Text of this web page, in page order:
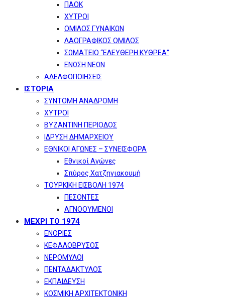
ΠΑΟΚ
ΧΥΤΡΟΙ
ΟΜΙΛΟΣ ΓΥΝΑΙΚΩΝ
ΛΑΟΓΡΑΦΙΚΟΣ ΟΜΙΛΟΣ
ΣΩΜΑΤΕΙΟ “ΕΛΕΥΘΕΡΗ ΚΥΘΡΕΑ”
ΕΝΩΣΗ ΝΕΩΝ
ΑΔΕΛΦΟΠΟΙΗΣΕΙΣ
ΙΣΤΟΡΙΑ
ΣΥΝΤΟΜΗ ΑΝΑΔΡΟΜΗ
ΧΥΤΡΟΙ
ΒΥΖΑΝΤΙΝΗ ΠΕΡΙΟΔΟΣ
ΙΔΡΥΣΗ ΔΗΜΑΡΧΕΙΟΥ
ΕΘΝΙΚΟΙ ΑΓΩΝΕΣ – ΣΥΝΕΙΣΦΟΡΑ
Εθνικοί Αγώνες
Σπύρος Χατζηγιακουμή
ΤΟΥΡΚΙΚΗ ΕΙΣΒΟΛΗ 1974
ΠΕΣΟΝΤΕΣ
ΑΓΝΟΟΥΜΕΝΟΙ
ΜΕΧΡΙ ΤΟ 1974
ΕΝΟΡΙΕΣ
ΚΕΦΑΛΟΒΡΥΣΟΣ
ΝΕΡΟΜΥΛΟΙ
ΠΕΝΤΑΔΑΚΤΥΛΟΣ
ΕΚΠΑΙΔΕΥΣΗ
ΚΟΣΜΙΚΗ ΑΡΧΙΤΕΚΤΟΝΙΚΗ